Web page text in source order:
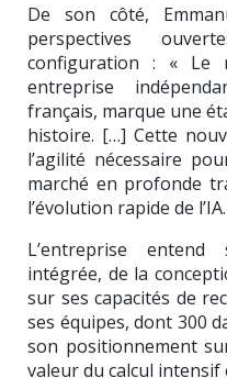
De son côté,
perspectives
configuration : « Le
entreprise
français, marque une
histoire. […] Cette
l’agilité nécessaire
marché en profonde
l’évolution rapide de
L’entreprise
intégrée, de la
sur ses capacités de
ses équipes, dont 300
son positionnement
valeur du calcul intensif